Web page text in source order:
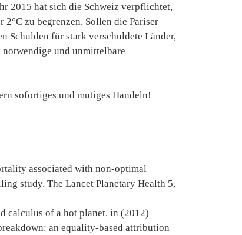
2015 hat sich die Schweiz verpflichtet,
zu begrenzen. Sollen die Pariser
Schulden für stark verschuldete Länder,
und unmittelbare
sofortiges und mutiges Handeln!
associated with non-optimal
study. The Lancet Planetary Health 5,
calculus of a hot planet. in (2012)
an equality-based attribution